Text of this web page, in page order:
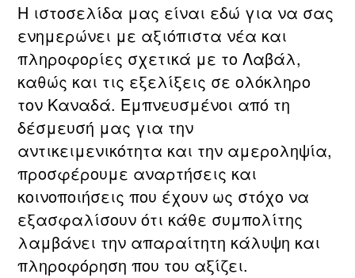
Η ιστοσελίδα μας είναι εδώ για να σας
ενημερώνει με αξιόπιστα νέα και
πληροφορίες σχετικά με τo Λαβάλ,
καθώς και τις εξελίξεις σε ολόκληρο
τον Καναδά. Εμπνευσμένοι από τη
δέσμευσή μας για την
αντικειμενικότητα και την αμεροληψία,
προσφέρουμε αναρτήσεις και
κοινοποιήσεις που έχουν ως στόχο να
εξασφαλίσουν ότι κάθε συμπολίτης
λαμβάνει την απαραίτητη κάλυψη και
πληροφόρηση που του αξίζει.